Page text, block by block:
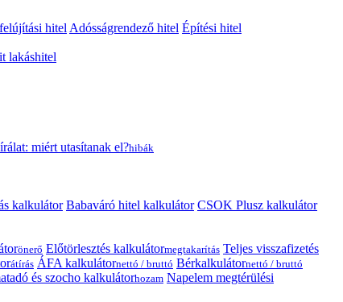
hitelAdósságrendező hitel Építési hitel
lakáshitel
miért utasítanak el?hibák
kalkulátor Babaváró hitel kalkulátor CSOK Plusz kalkulátor
önerő Előtörlesztés kalkulátormegtakarítás Teljes visszafizetés
átírás ÁFA kalkulátornettó / bruttó Bérkalkulátornettó / bruttó
és szocho kalkulátorhozam Napelem megtérülési